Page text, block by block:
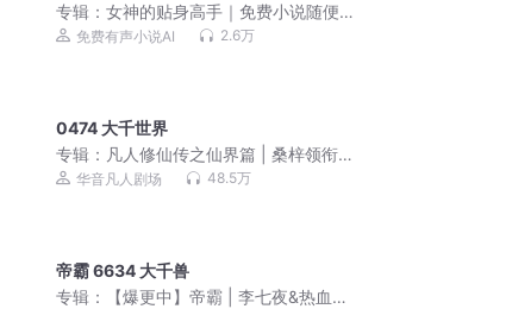
专辑：女神的贴身高手｜免费小说随便
听｜美女爽文
免费有声小说AI 2.6万
0474 大千世界
专辑： 凡人修仙传之仙界篇 | 桑梓领衔
演播&凡人流 多人剧
华音凡人剧场 48.5万
帝霸 6634 大千兽
专辑：
【爆更中】帝霸 | 李七夜&热血玄